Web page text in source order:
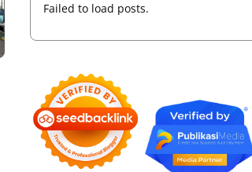
Failed to load posts.